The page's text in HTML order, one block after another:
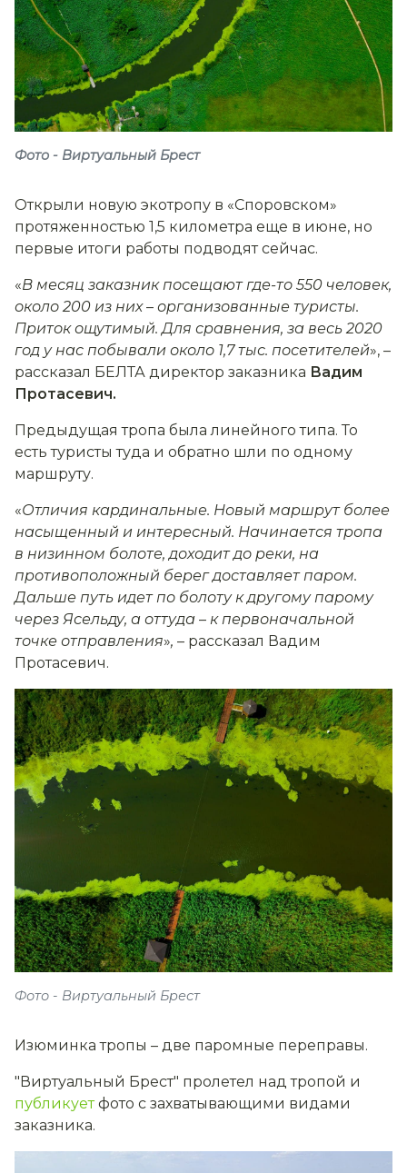
Фото - Виртуальный Брест
Открыли новую экотропу в «Споровском»
протяженностью 1,5 километра еще в июне, но
первые итоги работы подводят сейчас.
«В месяц заказник посещают где-то 550 человек,
около 200 из них– организованные туристы.
Приток ощутимый. Для сравнения, за весь 2020
год у нас побывали около 1,7 тыс. посетителей», –
рассказал БЕЛТА директор заказника Вадим
Протасевич.
Предыдущая тропа была линейного типа. То
есть туристы туда и обратно шли по одному
маршруту.
«Отличия кардинальные. Новый маршрут более
насыщенный и интересный. Начинается тропа
в низинном болоте, доходит до реки, на
противоположный берег доставляет паром.
Дальше путь идет по болоту к другому парому
через Ясельду, а оттуда – к первоначальной
точке отправления», – рассказал Вадим
Протасевич.
Фото - Виртуальный Брест
Изюминка тропы – две паромные переправы.
"Виртуальный Брест" пролетел над тропой и
публикуетфото с захватывающими видами
заказника.